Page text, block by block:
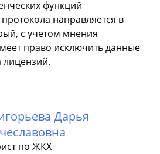
функций
направляется в
с учетом мнения
право исключить данные
лицензий.
Дарья
по ЖКХ